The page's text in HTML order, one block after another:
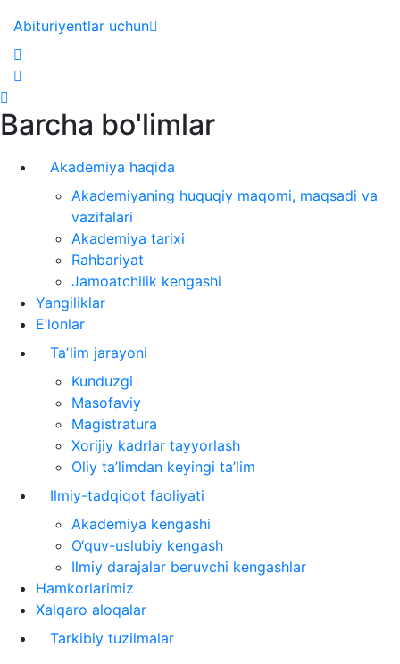
Abituriyentlar uchun
Barcha bo'limlar
Akademiya haqida
Akademiyaning huquqiy maqomi, maqsadi va
vazifalari
Akademiya tarixi
Rahbariyat
Jamoatchilik kengashi
Yangiliklar
E’lonlar
Taʼlim jarayoni
Kunduzgi
Masofaviy
Magistratura
Xorijiy kadrlar tayyorlash
Oliy ta’limdan keyingi ta’lim
Ilmiy-tadqiqot faoliyati
Akademiya kengashi
O‘quv-uslubiy kengash
Ilmiy darajalar beruvchi kengashlar
Hamkorlarimiz
Xalqaro aloqalar
Tarkibiy tuzilmalar